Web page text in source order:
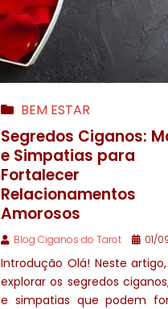
BEM ESTAR
Segredos Ciganos:
e Simpatias para
Fortalecer
Relacionamentos
Amorosos
Blog Ciganos do Tarot 01/
Introdução Olá! Neste
explorar os segredos
e simpatias que podem